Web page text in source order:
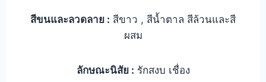
สีขนและลวดลาย : สีขาว , สีน้ำตาล สีล้วนและสี
ผสม
ลักษณะนิสัย : รักสงบ เชื่อง